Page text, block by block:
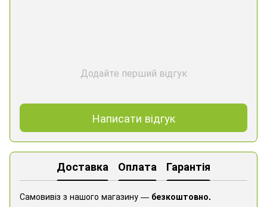
Додайте перший відгук
Написати відгук
Доставка Оплата Гарантія
Самовивіз з нашого магазину — безкоштовно.